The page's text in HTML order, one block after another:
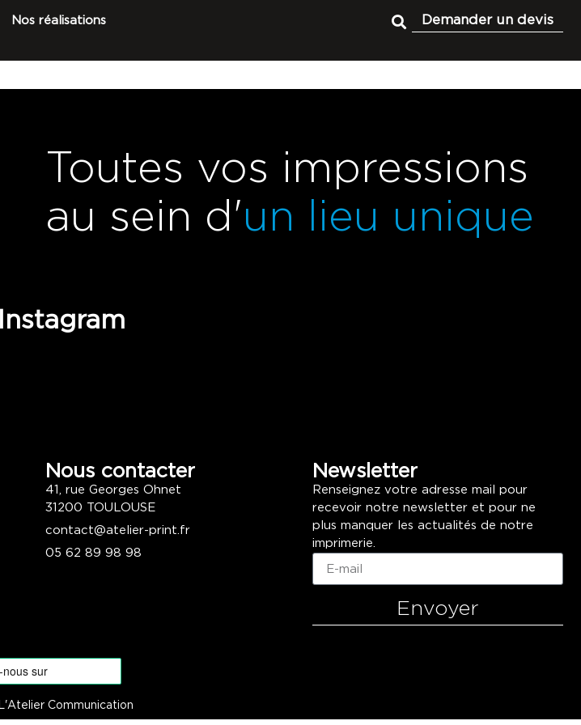
Nos réalisations Demander un devis
Toutes vos impressions
au sein d'un lieu unique
Nous contacter
41, rue Georges Ohnet
31200 TOULOUSE
contact@atelier-print.fr
05 62 89 98 98
Newsletter
Renseignez votre adresse mail pour
recevoir notre newsletter et pour ne
plus manquer les actualités de notre
imprimerie.
Envoyer
Communication